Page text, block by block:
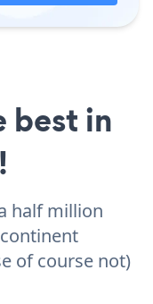
best in
half million
of course not)